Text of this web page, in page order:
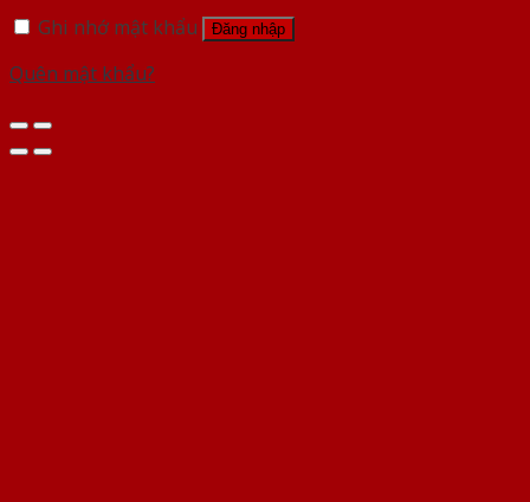
Ghi nhớ mật khẩu
Đăng nhập
Quên mật khẩu?